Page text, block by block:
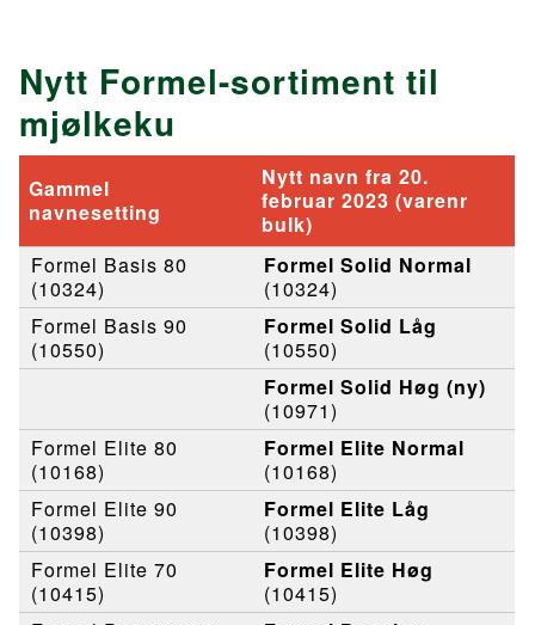
Nytt Formel-sortiment til
mjølkeku
Gammel
navnesetting
Nytt navn fra 20.
februar 2023 (varenr
bulk)
Formel Basis 80
(10324)
Formel Solid Normal
(10324)
Formel Basis 90
(10550)
Formel Solid Låg
(10550)
Formel Solid Høg (ny)
(10971)
Formel Elite 80
(10168)
Formel Elite Normal
(10168)
Formel Elite 90
(10398)
Formel Elite Låg
(10398)
Formel Elite 70
(10415)
Formel Elite Høg
(10415)